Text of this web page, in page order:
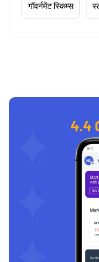
गॉवर्नमेंट स्किम्स
4.4